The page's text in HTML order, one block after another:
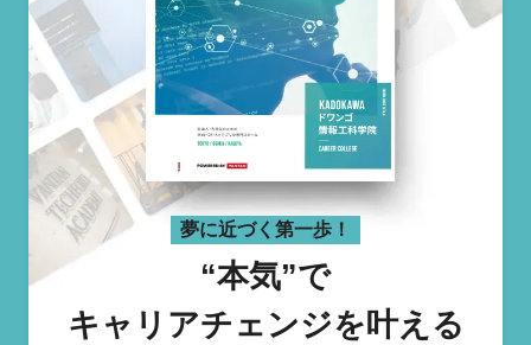
夢に近づく第一歩！
“本気”で
キャリアチェンジを叶える